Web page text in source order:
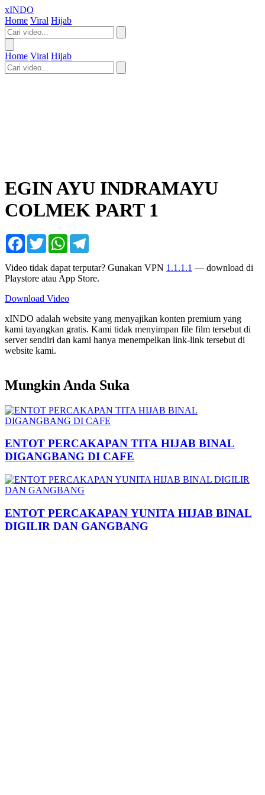
xINDO
Home Viral Hijab
Home Viral Hijab
EGIN AYU INDRAMAYU
COLMEK PART 1
Facebook
TwitterWhatsApp
Video tidak dapat terputar? Gunakan VPN 1.1.1.1 — download di
Playstore atau App Store.
Download Video
xINDO adalah website yang menyajikan konten premium yang
kami tayangkan gratis. Kami tidak menyimpan file film tersebut di
server sendiri dan kami hanya menempelkan link-link tersebut di
website kami.
Mungkin Anda Suka
ENTOT PERCAKAPAN TITA HIJAB BINAL
DIGANGBANG DI CAFE
ENTOT PERCAKAPAN YUNITA HIJAB BINAL
DIGILIR DAN GANGBANG